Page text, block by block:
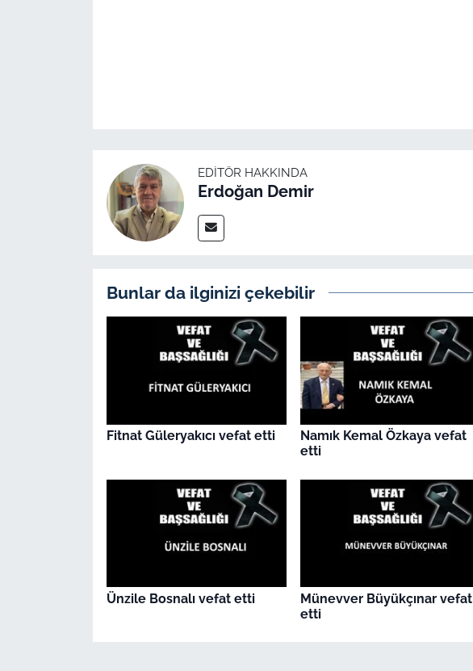
EDITÖR HAKKINDA
Erdoğan Demir
Bunlar da ilginizi çekebilir
Fitnat Güleryakıcı vefat etti
Namık Kemal Özkaya vefat
etti
Ünzile Bosnalı vefat etti
Münevver Büyükçınar vefat
etti